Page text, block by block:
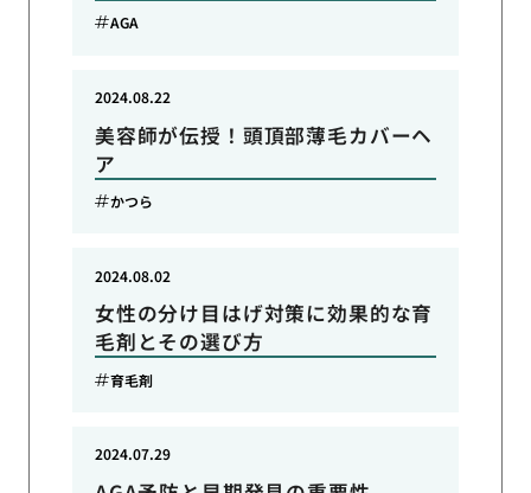
AGA
美容師が伝授！頭頂部薄毛カバーヘ
ア
2024.08.22
かつら
女性の分け目はげ対策に効果的な育
毛剤とその選び方
2024.08.02
育毛剤
2024.07.29